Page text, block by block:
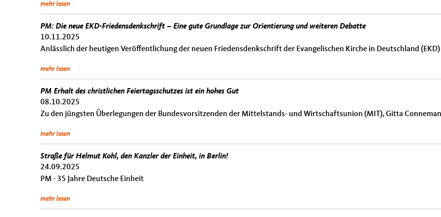
mehr lesen
PM: Die neue EKD-Friedensdenkschrift – Eine gute Grundlage zur Orientierung und weiteren Debatte
10.11.2025
Anlässlich der heutigen Veröffentlichung der neuen Friedensdenkschrift der Evangelischen Kirche in Deutschland
mehr lesen
PM Erhalt des christlichen Feiertagsschutzes ist ein hohes Gut
08.10.2025
Zu den jüngsten Überlegungen der Bundesvorsitzenden der Mittelstands- und Wirtschaftsunion (MIT), Gitta
mehr lesen
Straße für Helmut Kohl, den Kanzler der Einheit, in Berlin!
24.09.2025
PM - 35 Jahre Deutsche Einheit
mehr lesen